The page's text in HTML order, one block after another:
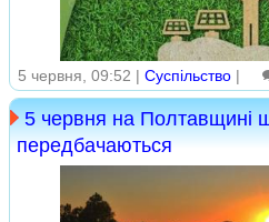
5 червня, 09:52 | Суспільство |
5 червня на Полтавщині
передбачаються